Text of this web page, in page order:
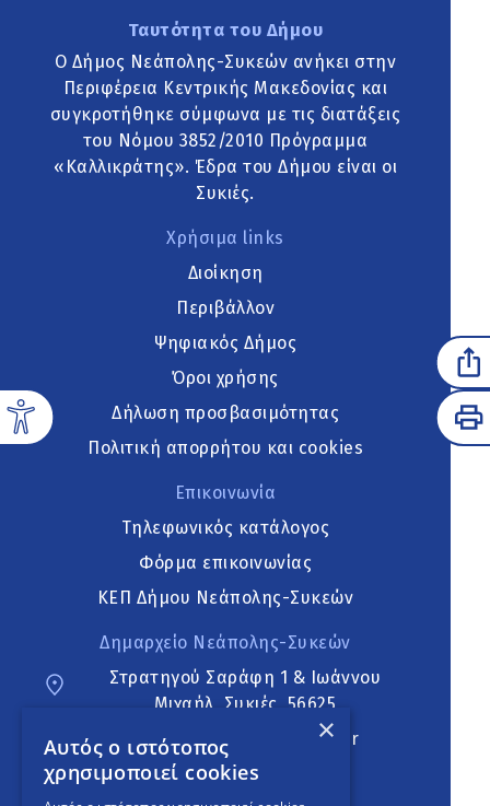
Ταυτότητα του Δήμου
Ο Δήμος Νεάπολης-Συκεών ανήκει στην
Περιφέρεια Κεντρικής Μακεδονίας και
συγκροτήθηκε σύμφωνα με τις διατάξεις
του Νόμου 3852/2010 Πρόγραμμα
«Καλλικράτης». Έδρα του Δήμου είναι οι
Συκιές.
Χρήσιμα links
Διοίκηση
Περιβάλλον
Ψηφιακός Δήμος
Όροι χρήσης
Δήλωση προσβασιμότητας
Πολιτική απορρήτου και cookies
Επικοινωνία
Τηλεφωνικός κατάλογος
Φόρμα επικοινωνίας
ΚΕΠ Δήμου Νεάπολης-Συκεών
Δημαρχείο Νεάπολης-Συκεών
Στρατηγού Σαράφη 1 & Ιωάννου
Μιχαήλ, Συκιές, 56625
neapoli.sykies@ddt.gov.gr
Ακολουθήστε
×
Αυτός ο ιστότοπος
χρησιμοποιεί cookies